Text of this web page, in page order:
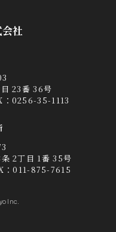
社
23番 36号
0256-35-1113
2丁目 1番 35号
：011-875-7615
Inc.